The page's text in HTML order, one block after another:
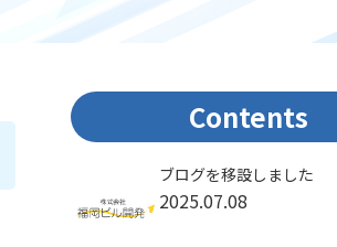
Contents
ブログを移設しました
2025.07.08